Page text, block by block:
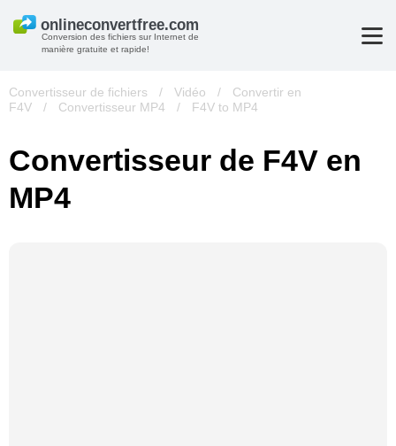
Conversion des fichiers sur Internet de
manière gratuite et rapide!
Convertisseur de fichiers / Vidéo /
Convertir en
F4V
/ Convertisseur MP4 / F4V to MP4
Convertisseur de F4V en
MP4